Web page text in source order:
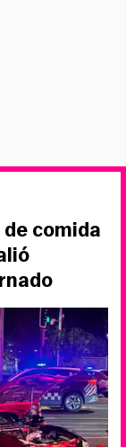
comida